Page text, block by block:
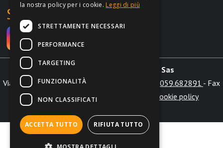
Social
Irontrust s.a.s. di Marchi L. & C. Sas
Via Aldo Moro int. 28/b 41012 Carpi (MO) - Tel. 059.682891 - Fax
+39 059.8397669 -info@irontrust.it Cookie policy
Web Agency Globe
la nostra policy per i cookie. Leggi di più
STRETTAMENTE NECESSARI
PERFORMANCE
TARGETING
FUNZIONALITÀ
NON CLASSIFICATI
ACCETTA TUTTO RIFIUTA TUTTO